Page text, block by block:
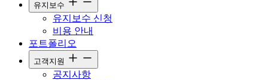
유지보수
유지보수 신청
비용 안내
포트폴리오
고객지원
공지사항